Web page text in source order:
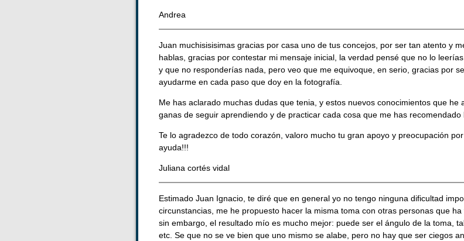
Andrea
Juan muchisisisimas gracias por casa uno de tus concejos, por ser tan atento y
hablas, gracias por contestar mi mensaje inicial, la verdad pensé que no lo
y que no responderías nada, pero veo que me equivoque, en serio, gracias por
ayudarme en cada paso que doy en la fotografía.
Me has aclarado muchas dudas que tenia, y estos nuevos conocimientos que
ganas de seguir aprendiendo y de practicar cada cosa que me has recomendado
Te lo agradezco de todo corazón, valoro mucho tu gran apoyo y preocupación
ayuda!!!
Juliana cortés vidal
Estimado Juan Ignacio, te diré que en general yo no tengo ninguna dificultad
circunstancias, me he propuesto hacer la misma toma con otras personas que
sin embargo, el resultado mío es mucho mejor: puede ser el ángulo de la toma,
etc. Se que no se ve bien que uno mismo se alabe, pero no hay que ser ciegos